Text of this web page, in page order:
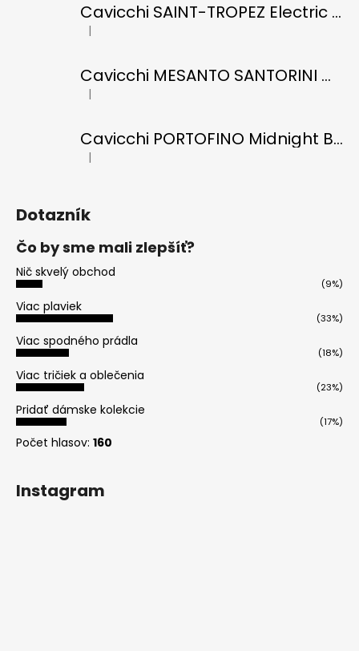
Cavicchi SAINT-TROPEZ Electric Blue di RICCI
Hodnotenie produktu je 5 z 5 hviezdičiek.
|
Cavicchi MESANTO SANTORINI Oil Green di ROMANO
Hodnotenie produktu je 5 z 5 hviezdičiek.
|
Cavicchi PORTOFINO Midnight Black di RICCI
Hodnotenie produktu je 5 z 5 hviezdičiek.
|
Dotazník
Čo by sme mali zlepšíť?
Nič skvelý obchod
(9%)
Viac plaviek
(33%)
Viac spodného prádla
(18%)
Viac tričiek a oblečenia
(23%)
Pridať dámske kolekcie
(17%)
Počet hlasov: 160
Instagram